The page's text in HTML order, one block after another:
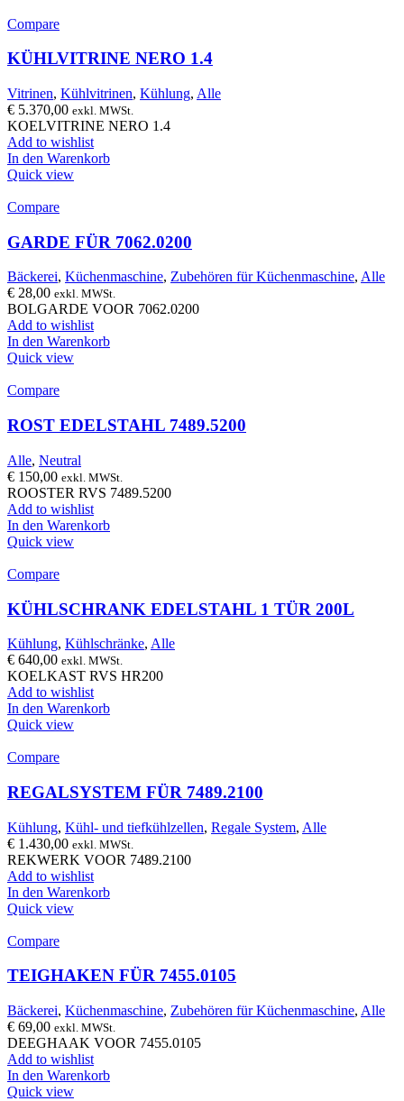
Compare
KÜHLVITRINE NERO 1.4
Vitrinen, Kühlvitrinen, Kühlung, Alle
€ 5.370,00 exkl. MWSt.
KOELVITRINE NERO 1.4
Add to wishlist
In den Warenkorb
Quick view
Compare
GARDE FÜR 7062.0200
Bäckerei, Küchenmaschine, Zubehören für Küchenmaschine, Alle
€ 28,00 exkl. MWSt.
BOLGARDE VOOR 7062.0200
Add to wishlist
In den Warenkorb
Quick view
Compare
ROST EDELSTAHL 7489.5200
Alle, Neutral
€ 150,00 exkl. MWSt.
ROOSTER RVS 7489.5200
Add to wishlist
In den Warenkorb
Quick view
Compare
KÜHLSCHRANK EDELSTAHL 1 TÜR 200L
Kühlung, Kühlschränke, Alle
€ 640,00 exkl. MWSt.
KOELKAST RVS HR200
Add to wishlist
In den Warenkorb
Quick view
Compare
REGALSYSTEM FÜR 7489.2100
Kühlung, Kühl- und tiefkühlzellen, Regale System, Alle
€ 1.430,00 exkl. MWSt.
REKWERK VOOR 7489.2100
Add to wishlist
In den Warenkorb
Quick view
Compare
TEIGHAKEN FÜR 7455.0105
Bäckerei, Küchenmaschine, Zubehören für Küchenmaschine, Alle
€ 69,00 exkl. MWSt.
DEEGHAAK VOOR 7455.0105
Add to wishlist
In den Warenkorb
Quick view